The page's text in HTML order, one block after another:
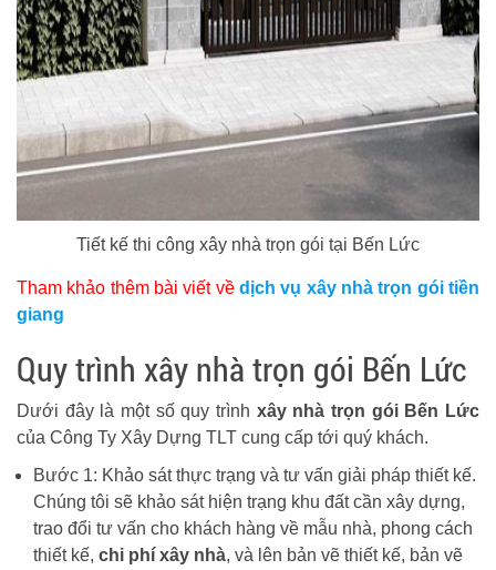
Tiết kế thi công xây nhà trọn gói tại Bến Lức
Tham khảo thêm bài viết về dịch vụ xây nhà trọn gói tiền
giang
Quy trình xây nhà trọn gói Bến Lức
Dưới đây là một số quy trình xây nhà trọn gói Bến Lức
của Công Ty Xây Dựng TLT cung cấp tới quý khách.
Bước 1: Khảo sát thực trạng và tư vấn giải pháp thiết kế.
Chúng tôi sẽ khảo sát hiện trạng khu đất cần xây dựng,
trao đổi tư vấn cho khách hàng về mẫu nhà, phong cách
thiết kế, chi phí xây nhà, và lên bản vẽ thiết kế, bản vẽ